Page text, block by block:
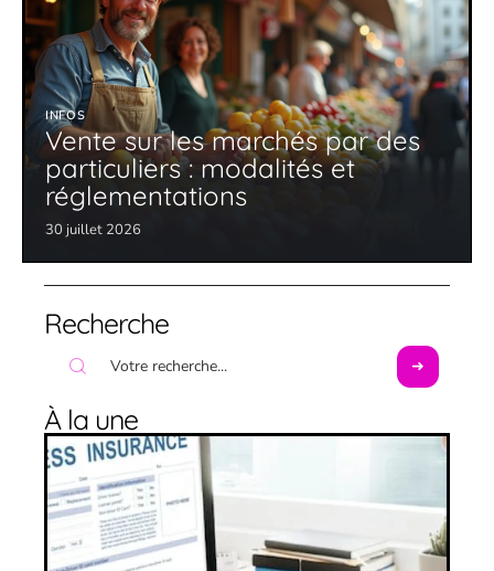
INFOS
Vente sur les marchés par des
particuliers : modalités et
réglementations
30 juillet 2026
Recherche
À la une